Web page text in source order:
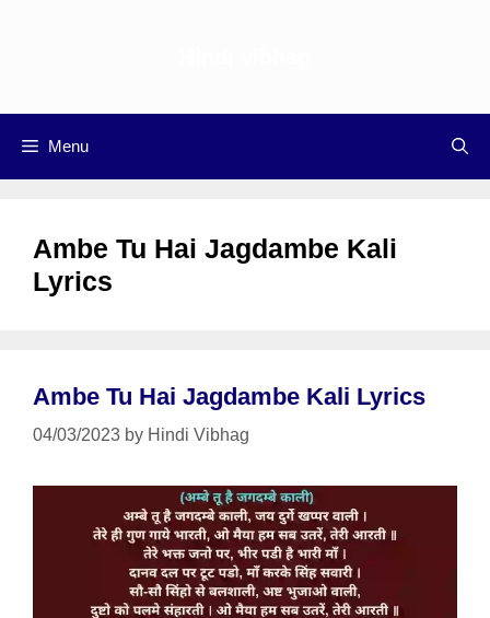
Menu
Ambe Tu Hai Jagdambe Kali
Lyrics
Ambe Tu Hai Jagdambe Kali Lyrics
04/03/2023 by Hindi Vibhag